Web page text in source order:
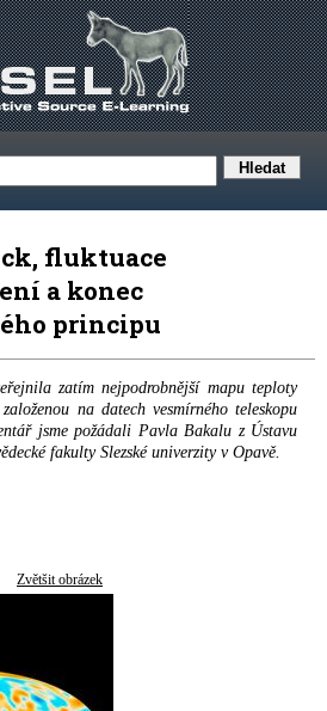
fluktuace
a konec
principu
zatím nejpodrobnější mapu teploty
na datech vesmírného teleskopu
jsme požádali Pavla Bakalu z Ústavu
fakulty Slezské univerzity v Opavě.
Zvětšit obrázek